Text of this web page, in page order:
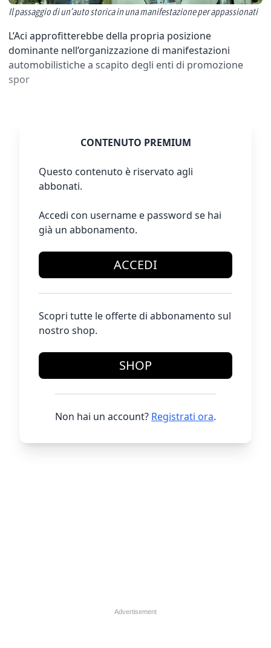
Il passaggio di un’auto storica in una manifestazione per appassionati
L’Aci approfitterebbe della propria posizione
dominante nell’organizzazione di manifestazioni
automobilistiche a scapito degli enti di promozione
spor
CONTENUTO PREMIUM
Questo contenuto è riservato agli
abbonati.
Accedi con username e password se hai
già un abbonamento.
ACCEDI
Scopri tutte le offerte di abbonamento sul
nostro shop.
SHOP
Non hai un account? Registrati ora.